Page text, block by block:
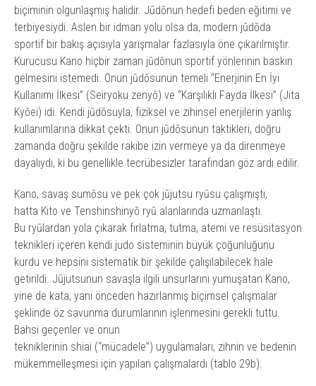
biçiminin olgunlaşmış halidir. Jūdōnun hedefi beden eğitimi ve
terbiyesiydi. Aslen bir idman yolu olsa da, modern jūdōda
sportif bir bakış açısıyla yarışmalar fazlasıyla öne çıkarılmıştır.
Kurucusu Kano hiçbir zaman jūdōnun sportif yönlerinin baskın
gelmesini istemedi. Onun jūdōsunun temeli “Enerjinin En İyi
Kullanımı İlkesi” (Seiryoku zenyō) ve “Karşılıklı Fayda İlkesi” (Jita
Kyōei) idi. Kendi jūdōsuyla, fiziksel ve zihinsel enerjilerin yanlış
kullanımlarına dikkat çekti. Onun jūdōsunun taktikleri, doğru
zamanda doğru şekilde rakibe izin vermeye ya da direnmeye
dayalıydı, ki bu genellikle tecrübesizler tarafından göz ardı edilir.
Kano, savaş sumōsu ve pek çok jūjutsu ryūsu çalışmıştı,
hatta Kito ve Tenshinshinyō ryū alanlarında uzmanlaştı.
Bu ryūlardan yola çıkarak fırlatma, tutma, atemi ve resüsitasyon
teknikleri içeren kendi judo sisteminin büyük çoğunluğunu
kurdu ve hepsini sistematik bir şekilde çalışılabilecek hale
getirildi. Jūjutsunun savaşla ilgili unsurlarını yumuşatan Kano,
yine de kata, yani önceden hazırlanmış biçimsel çalışmalar
şeklinde öz savunma durumlarının işlenmesini gerekli tuttu.
Bahsi geçenler ve onun
tekniklerinin shiai (“mücadele”) uygulamaları, zihnin ve bedenin
mükemmelleşmesi için yapılan çalışmalardı (tablo 29b).